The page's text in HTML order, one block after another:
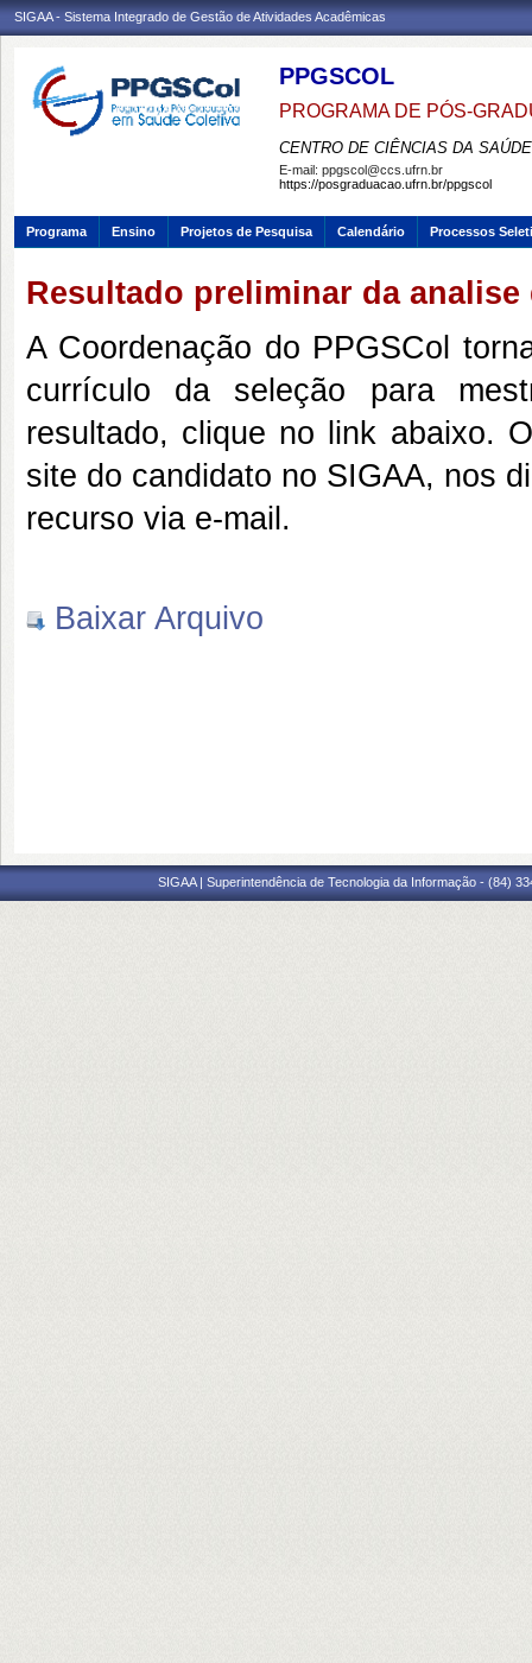
SIGAA - Sistema Integrado de Gestão de Atividades Acadêmicas
PPGSCOL
PROGRAMA DE PÓS-
CENTRO DE CIÊNCIAS DA SAÚDE
E-mail: ppgscol@ccs.ufrn.br
https://posgraduacao.ufrn.br/ppgscol
Programa Ensino Projetos de Pesquisa Calendário Processos
Resultado preliminar da
A Coordenação do PPGSCol
currículo da seleção para
resultado, clique no link abaixo.
site do candidato no SIGAA, nos
recurso via e-mail.
Baixar Arquivo
SIGAA | Superintendência de Tecnologia da Informação - (84)